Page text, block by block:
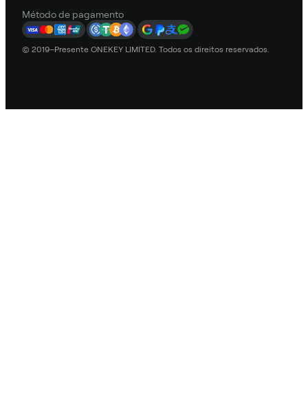
Método de pagamento
© 2019–Presente ONEKEY LIMITED. Todos os direitos reservados.